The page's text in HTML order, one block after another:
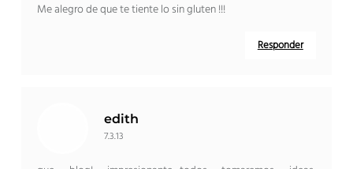
Me alegro de que te tiente lo sin gluten !!!
Responder
edith
7.3.13